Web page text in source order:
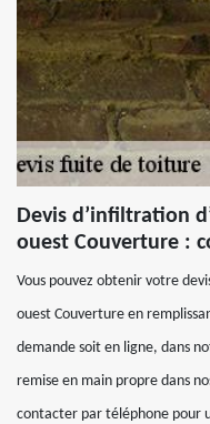
Devis d’infiltration
ouest Couverture :
Vous pouvez obtenir votre
ouest Couverture en
demande soit en ligne, dans
remise en main propre dans
contacter par téléphone pour